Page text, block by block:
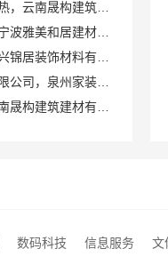
匠心施工家装施工对接渠道宁波雅美和居建材科技有限公司
南湖区高端装饰怎么样，嘉兴锦居装饰材料有限公司品质如何
福建尚艺空间新材料科技有限公司，泉州家装价格透明明细
晋宁重钢建房报价透明，云南晟构建筑建材有限公司守护您的家
卧室全包装修智能家居，中蓝建投武功分公司设计施工
数码科技 信息服务 文